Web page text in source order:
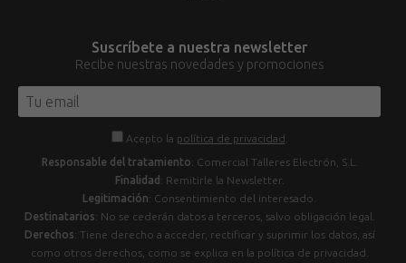
Suscríbete a nuestra newsletter
Recibe nuestras novedades y promociones
Acepto la política de privacidad
Responsable del tratamiento: Comercial Talleres Electrón, S.L.
Finalidad : Remitirle la Newsletter.
Legitimación: Consentimiento del interesado.
Destinatarios: No se cederán datos a terceros, salvo obligación legal.
Derechos: Tiene derecho a acceder, rectificar y suprimir los datos, así
como otros derechos, como se explica en la política de privacidad.